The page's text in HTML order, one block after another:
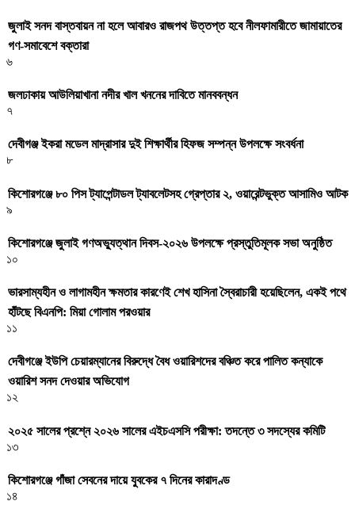
জুলাই সনদ বাস্তবায়ন না হলে আবারও রাজপথ উত্তপ্ত হবে নীলফামারীতে জামায়াতের
গণ-সমাবেশে বক্তারা
৬
জলঢাকায় আউলিয়াখানা নদীর খাল খননের দাবিতে মানববন্ধন
৭
দেবীগঞ্জ ইকরা মডেল মাদ্রাসার দুই শিক্ষার্থীর হিফজ সম্পন্ন উপলক্ষে সংবর্ধনা
৮
কিশোরগঞ্জে ৮০ পিস ট্যাপেন্টাডল ট্যাবলেটসহ গ্রেপ্তার ২, ওয়ারেন্টভুক্ত আসামিও আটক
৯
কিশোরগঞ্জে জুলাই গণঅভ্যুত্থান দিবস-২০২৬ উপলক্ষে প্রস্তুতিমূলক সভা অনুষ্ঠিত
১০
ভারসাম্যহীন ও লাগামহীন ক্ষমতার কারণেই শেখ হাসিনা স্বৈরাচারী হয়েছিলেন, একই পথে
হাঁটছে বিএনপি: মিয়া গোলাম পরওয়ার
১১
দেবীগঞ্জে ইউপি চেয়ারম্যানের বিরুদ্ধে বৈধ ওয়ারিশদের বঞ্চিত করে পালিত কন্যাকে
ওয়ারিশ সনদ দেওয়ার অভিযোগ
১২
২০২৫ সালের প্রশ্নে ২০২৬ সালের এইচএসসি পরীক্ষা: তদন্তে ৩ সদস্যের কমিটি
১৩
কিশোরগঞ্জে গাঁজা সেবনের দায়ে যুবকের ৭ দিনের কারাদণ্ড
১৪